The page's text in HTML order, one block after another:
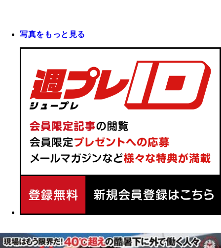
写真をもっと見る